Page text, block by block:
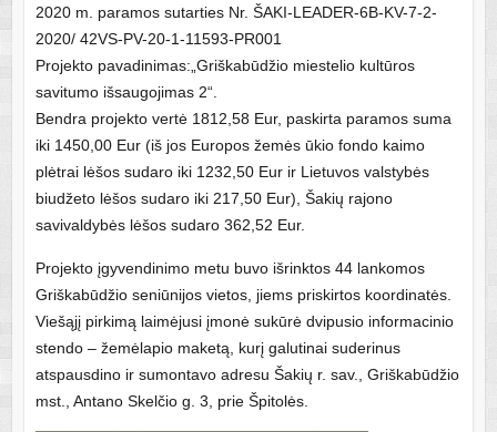
2020 m. paramos sutarties Nr. ŠAKI-LEADER-6B-KV-7-2-
2020/ 42VS-PV-20-1-11593-PR001
Projekto pavadinimas:„Griškabūdžio miestelio kultūros
savitumo išsaugojimas 2“.
Bendra projekto vertė 1812,58 Eur, paskirta paramos suma
iki 1450,00 Eur (iš jos Europos žemės ūkio fondo kaimo
plėtrai lėšos sudaro iki 1232,50 Eur ir Lietuvos valstybės
biudžeto lėšos sudaro iki 217,50 Eur), Šakių rajono
savivaldybės lėšos sudaro 362,52 Eur.
Projekto įgyvendinimo metu buvo išrinktos 44 lankomos
Griškabūdžio seniūnijos vietos, jiems priskirtos koordinatės.
Viešąjį pirkimą laimėjusi įmonė sukūrė dvipusio informacinio
stendo – žemėlapio maketą, kurį galutinai suderinus
atspausdino ir sumontavo adresu Šakių r. sav., Griškabūdžio
mst., Antano Skelčio g. 3, prie Špitolės.